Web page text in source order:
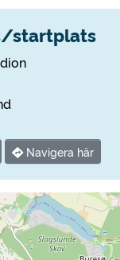
startplats
Navigera här